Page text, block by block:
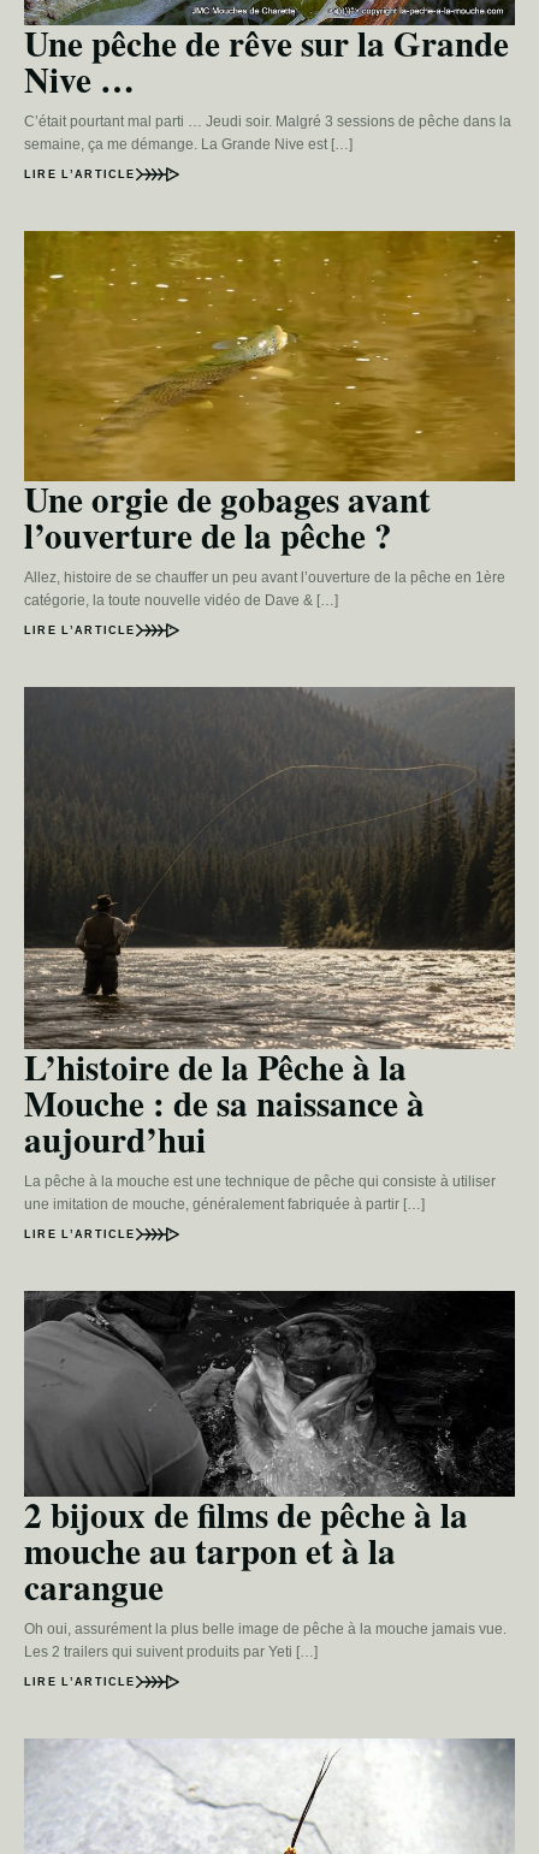
Une pêche de rêve sur la Grande
Nive …
C’était pourtant mal parti … Jeudi soir. Malgré 3 sessions de pêche dans la
semaine, ça me démange. La Grande Nive est […]
LIRE L’ARTICLE
Une orgie de gobages avant
l’ouverture de la pêche ?
Allez, histoire de se chauffer un peu avant l’ouverture de la pêche en 1ère
catégorie, la toute nouvelle vidéo de Dave & […]
LIRE L’ARTICLE
L’histoire de la Pêche à la
Mouche : de sa naissance à
aujourd’hui
La pêche à la mouche est une technique de pêche qui consiste à utiliser
une imitation de mouche, généralement fabriquée à partir […]
LIRE L’ARTICLE
2 bijoux de films de pêche à la
mouche au tarpon et à la
carangue
Oh oui, assurément la plus belle image de pêche à la mouche jamais vue.
Les 2 trailers qui suivent produits par Yeti […]
LIRE L’ARTICLE